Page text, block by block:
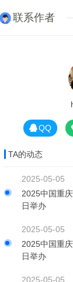
联系作者
QQ
TA的动态
2025-05-05
2025中国重
日举办
2025-05-05
2025中国重
日举办
2025-05-05